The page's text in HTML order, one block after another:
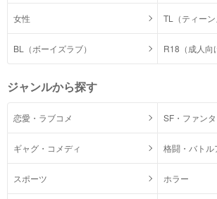
女性 TL（ティーン
BL（ボーイズラブ） R18（成人向
ジャンルから探す
恋愛・ラブコメ SF・ファン
ギャグ・コメディ 格闘・バトル
スポーツ ホラー